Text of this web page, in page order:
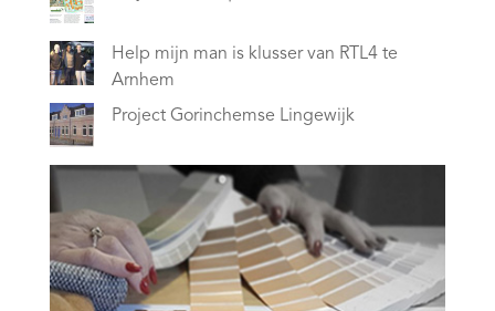
Help mijn man is klusser van RTL4 te
Arnhem
Project Gorinchemse Lingewijk